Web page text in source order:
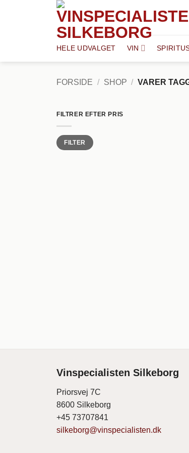
HELE UDVALGET VIN
FORSIDE / SHOP / VARER
FILTRER EFTER PRIS
Mindste
pris
Højeste
prisFILTER
Vinspecialisten Silkeborg
Priorsvej 7C
8600 Silkeborg
+45 73707841
silkeborg@vinspecialisten.dk